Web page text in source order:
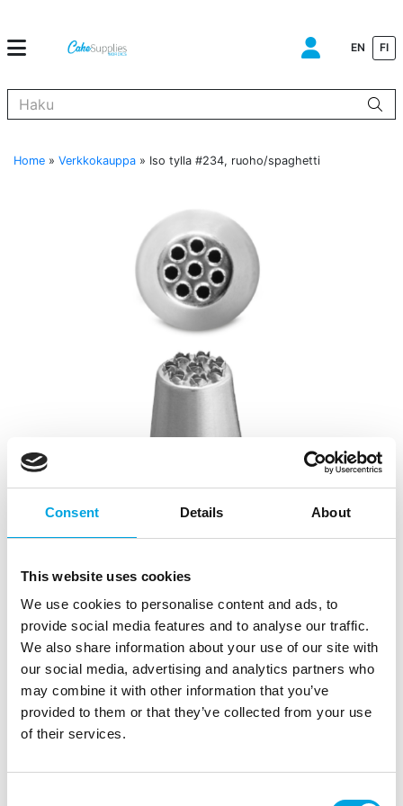
Consent Details About
This website uses cookies
We use cookies to personalise content and ads, to
provide social media features and to analyse our traffic.
We also share information about your use of our site with
our social media, advertising and analytics partners who
may combine it with other information that you’ve
provided to them or that they’ve collected from your use
of their services.
EN FI
Home » Verkkokauppa » Iso tylla #234, ruoho/spaghetti
Iso tylla #234, ruoho/spaghetti
Tuotetunnus (SKU): 232341 | Tuotemerkki:STAEDTER
EAN: 4018598232341 | Pakkauskoko: 5 | Myyntiyksikkö: 5
Ruoho/spaghettitylla 15mm